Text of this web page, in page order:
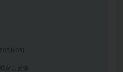
05月05日
留言反馈